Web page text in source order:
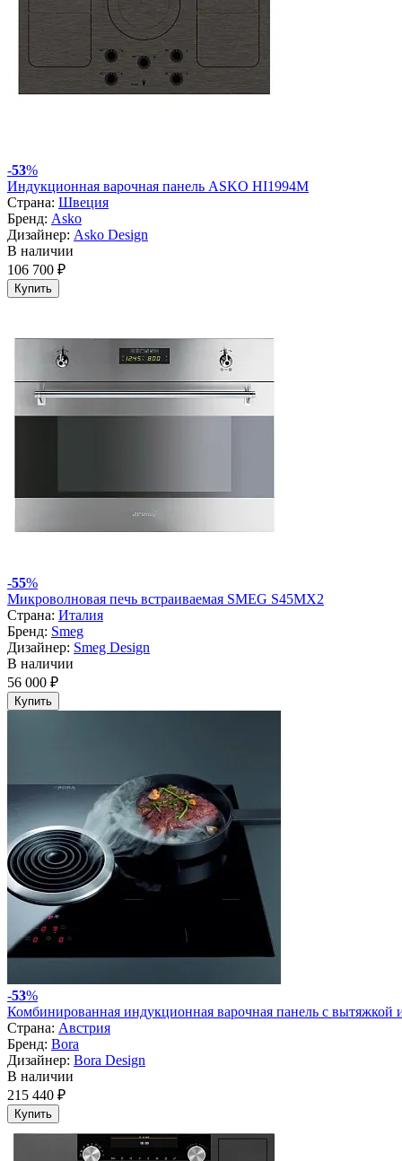
-53%
Индукционная варочная панель ASKO HI1994M
Страна: Швеция
Бренд: Asko
Дизайнер: Asko Design
В наличии
106 700 ₽
Купить
-55%
Микроволновая печь встраиваемая SMEG S45MX2
Страна: Италия
Бренд: Smeg
Дизайнер: Smeg Design
В наличии
56 000 ₽
Купить
-53%
Комбинированная индукционная варочная панель с
Страна: Австрия
Бренд: Bora
Дизайнер: Bora Design
В наличии
215 440 ₽
Купить